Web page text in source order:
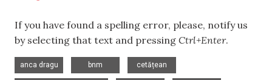
If you have found a spelling error, please, notify us
by selecting that text and pressing Ctrl+Enter.
anca dragu
bnm
cetățean